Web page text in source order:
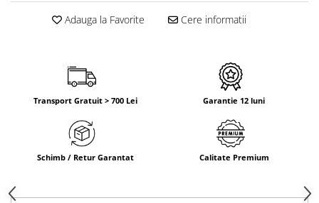
Adauga la Favorite Cere informatii
Transport Gratuit > 700 Lei Garantie 12 luni
Schimb / Retur Garantat Calitate Premium